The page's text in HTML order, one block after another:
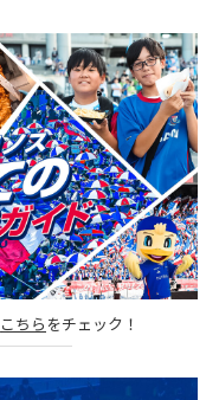
こちら をチェック！